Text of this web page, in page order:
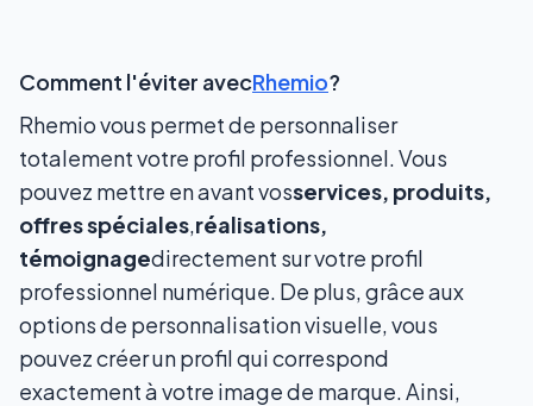
Comment l'éviter avecRhemio?
Rhemio vous permet de personnaliser
totalement votre profil professionnel. Vous
pouvez mettre en avant vosservices, produits,
offres spéciales,réalisations,
témoignagedirectement sur votre profil
professionnel numérique. De plus, grâce aux
options de personnalisation visuelle, vous
pouvez créer un profil qui correspond
exactement à votre image de marque. Ainsi,